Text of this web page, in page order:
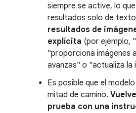
siempre se active, lo
resultados solo de
resultados de
explícita (por ejemplo,
"proporciona imágenes
avanzas" o "actualiza la
Es posible que el
mitad de camino.
prueba con una